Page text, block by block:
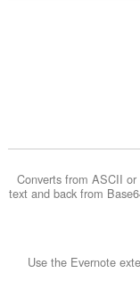
Converts from ASCII
text and back from
Use the Evernote